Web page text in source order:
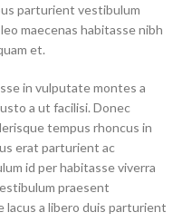
parturient vestibulum
maecenas habitasse nibh
et.
in vulputate montes a
a ut facilisi. Donec
tempus rhoncus in
erat parturient ac
id per habitasse viverra
praesent
a libero duis parturient